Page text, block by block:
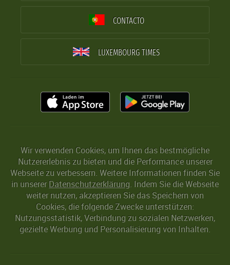
CONTACTO
LUXEMBOURG TIMES
Wir verwenden Cookies, um Ihnen das bestmögliche
Nutzererlebnis zu bieten und die Performance unserer
Webseite zu verbessern. Weitere Informationen finden Sie
in unserer Datenschutzerklärung. Indem Sie die Webseite
weiter nutzen, akzeptieren Sie das Speichern von
Cookies, die folgende Zwecke unterstützen:
Nutzungsstatistik, Verbindung zu sozialen Netzwerken,
gezielte Werbung und Personalisierung von Inhalten.